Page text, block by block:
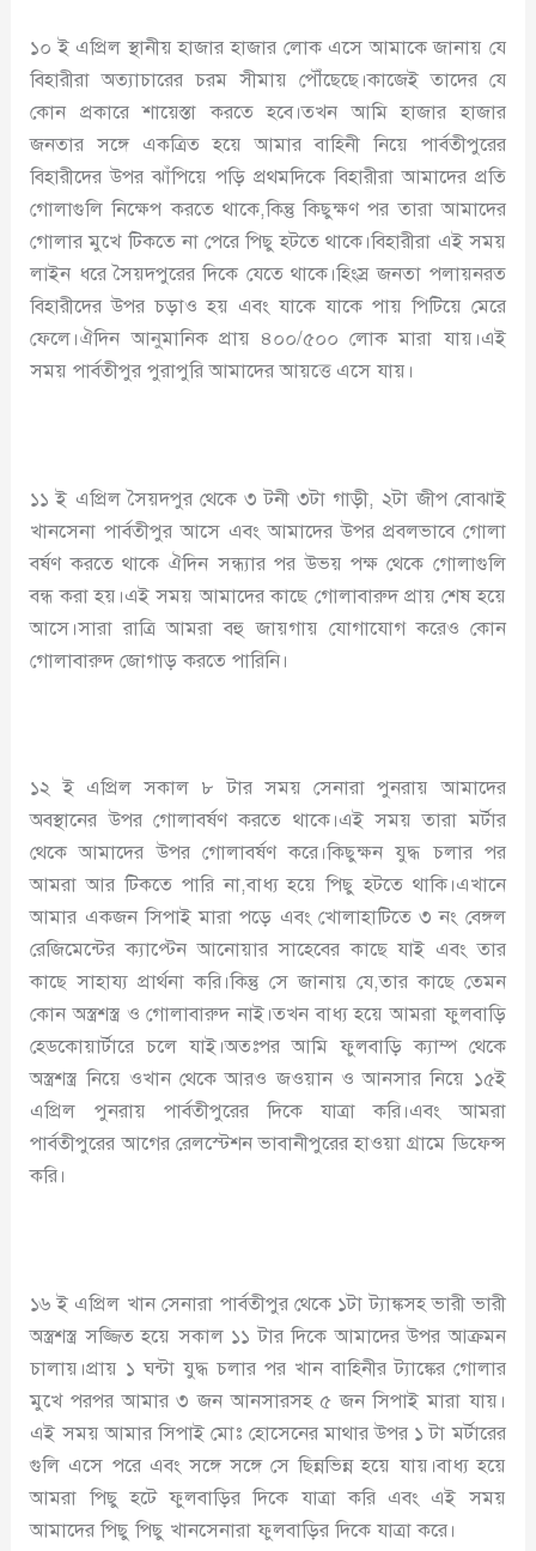
১০ ই এপ্রিল স্থানীয় হাজার হাজার লোক এসে আমাকে জানায় যে
বিহারীরা অত্যাচারের চরম সীমায় পৌঁছেছে।কাজেই তাদের যে
কোন প্রকারে শায়েস্তা করতে হবে।তখন আমি হাজার হাজার
জনতার সঙ্গে একত্রিত হয়ে আমার বাহিনী নিয়ে পার্বতীপুরের
বিহারীদের উপর ঝাঁপিয়ে পড়ি প্রথমদিকে বিহারীরা আমাদের প্রতি
গোলাগুলি নিক্ষেপ করতে থাকে,কিন্তু কিছুক্ষণ পর তারা আমাদের
গোলার মুখে টিকতে না পেরে পিছু হটতে থাকে।বিহারীরা এই সময়
লাইন ধরে সৈয়দপুরের দিকে যেতে থাকে।হিংস্র জনতা পলায়নরত
বিহারীদের উপর চড়াও হয় এবং যাকে যাকে পায় পিটিয়ে মেরে
ফেলে।ঐদিন আনুমানিক প্রায় ৪০০/৫০০ লোক মারা যায়।এই
সময় পার্বতীপুর পুরাপুরি আমাদের আয়ত্তে এসে যায়।
১১ ই এপ্রিল সৈয়দপুর থেকে ৩ টনী ৩টা গাড়ী, ২টা জীপ বোঝাই
খানসেনা পার্বতীপুর আসে এবং আমাদের উপর প্রবলভাবে গোলা
বর্ষণ করতে থাকে ঐদিন সন্ধ্যার পর উভয় পক্ষ থেকে গোলাগুলি
বন্ধ করা হয়।এই সময় আমাদের কাছে গোলাবারুদ প্রায় শেষ হয়ে
আসে।সারা রাত্রি আমরা বহু জায়গায় যোগাযোগ করেও কোন
গোলাবারুদ জোগাড় করতে পারিনি।
১২ ই এপ্রিল সকাল ৮ টার সময় সেনারা পুনরায় আমাদের
অবস্থানের উপর গোলাবর্ষণ করতে থাকে।এই সময় তারা মর্টার
থেকে আমাদের উপর গোলাবর্ষণ করে।কিছুক্ষন যুদ্ধ চলার পর
আমরা আর টিকতে পারি না,বাধ্য হয়ে পিছু হটতে থাকি।এখানে
আমার একজন সিপাই মারা পড়ে এবং খোলাহাটিতে ৩ নং বেঙ্গল
রেজিমেন্টের ক্যাপ্টেন আনোয়ার সাহেবের কাছে যাই এবং তার
কাছে সাহায্য প্রার্থনা করি।কিন্তু সে জানায় যে,তার কাছে তেমন
কোন অস্ত্রশস্ত্র ও গোলাবারুদ নাই।তখন বাধ্য হয়ে আমরা ফুলবাড়ি
হেডকোয়ার্টারে চলে যাই।অতঃপর আমি ফুলবাড়ি ক্যাম্প থেকে
অস্ত্রশস্ত্র নিয়ে ওখান থেকে আরও জওয়ান ও আনসার নিয়ে ১৫ই
এপ্রিল পুনরায় পার্বতীপুরের দিকে যাত্রা করি।এবং আমরা
পার্বতীপুরের আগের রেলস্টেশন ভাবানীপুরের হাওয়া গ্রামে ডিফেন্স
করি।
১৬ ই এপ্রিল খান সেনারা পার্বতীপুর থেকে ১টা ট্যাঙ্কসহ ভারী ভারী
অস্ত্রশস্ত্র সজ্জিত হয়ে সকাল ১১ টার দিকে আমাদের উপর আক্রমন
চালায়।প্রায় ১ ঘন্টা যুদ্ধ চলার পর খান বাহিনীর ট্যাঙ্কের গোলার
মুখে পরপর আমার ৩ জন আনসারসহ ৫ জন সিপাই মারা যায়।
এই সময় আমার সিপাই মোঃ হোসেনের মাথার উপর ১ টা মর্টারের
গুলি এসে পরে এবং সঙ্গে সঙ্গে সে ছিন্নভিন্ন হয়ে যায়।বাধ্য হয়ে
আমরা পিছু হটে ফুলবাড়ির দিকে যাত্রা করি এবং এই সময়
আমাদের পিছু পিছু খানসেনারা ফুলবাড়ির দিকে যাত্রা করে।